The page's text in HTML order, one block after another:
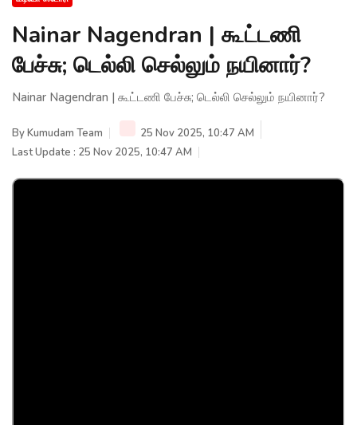
Nainar Nagendran | கூட்டணி
பேச்சு; டெல்லி செல்லும் நயினார்?
Nainar Nagendran | கூட்டணி பேச்சு; டெல்லி செல்லும் நயினார்?
ByKumudam Team
25 Nov 2025, 10:47 AM
Last Update : 25 Nov 2025, 10:47 AM